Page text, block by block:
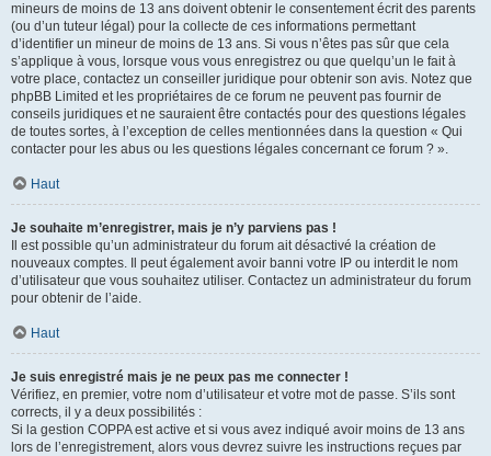
mineurs de moins de 13 ans doivent obtenir le consentement écrit des parents
(ou d’un tuteur légal) pour la collecte de ces informations permettant
d’identifier un mineur de moins de 13 ans. Si vous n’êtes pas sûr que cela
s’applique à vous, lorsque vous vous enregistrez ou que quelqu’un le fait à
votre place, contactez un conseiller juridique pour obtenir son avis. Notez que
phpBB Limited et les propriétaires de ce forum ne peuvent pas fournir de
conseils juridiques et ne sauraient être contactés pour des questions légales
de toutes sortes, à l’exception de celles mentionnées dans la question « Qui
contacter pour les abus ou les questions légales concernant ce forum ? ».
Haut
Je souhaite m’enregistrer, mais je n’y parviens pas !
Il est possible qu’un administrateur du forum ait désactivé la création de
nouveaux comptes. Il peut également avoir banni votre IP ou interdit le nom
d’utilisateur que vous souhaitez utiliser. Contactez un administrateur du forum
pour obtenir de l’aide.
Haut
Je suis enregistré mais je ne peux pas me connecter !
Vérifiez, en premier, votre nom d’utilisateur et votre mot de passe. S’ils sont
corrects, il y a deux possibilités :
Si la gestion COPPA est active et si vous avez indiqué avoir moins de 13 ans
lors de l’enregistrement, alors vous devrez suivre les instructions reçues par